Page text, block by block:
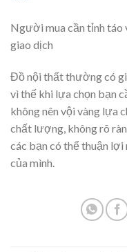
Người mua cần tỉnh táo
giao dịch
Đồ nội thất thường có
vì thế khi lựa chọn bạn
không nên vội vàng lựa
chất lượng, không rõ
các bạn có thể thuận
của mình.